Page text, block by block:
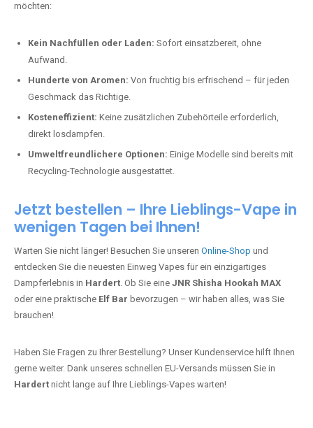
möchten:
Kein Nachfüllen oder Laden: Sofort einsatzbereit, ohne
Aufwand.
Hunderte von Aromen: Von fruchtig bis erfrischend – für jeden
Geschmack das Richtige.
Kosteneffizient: Keine zusätzlichen Zubehörteile erforderlich,
direkt losdampfen.
Umweltfreundlichere Optionen: Einige Modelle sind bereits mit
Recycling-Technologie ausgestattet.
Jetzt bestellen – Ihre Lieblings-Vape in
wenigen Tagen bei Ihnen!
Warten Sie nicht länger! Besuchen Sie unseren Online-Shop und
entdecken Sie die neuesten Einweg Vapes für ein einzigartiges
Dampferlebnis in Hardert. Ob Sie eine JNR Shisha Hookah MAX
oder eine praktische Elf Bar bevorzugen – wir haben alles, was Sie
brauchen!
Haben Sie Fragen zu Ihrer Bestellung? Unser Kundenservice hilft Ihnen
gerne weiter. Dank unseres schnellen EU-Versands müssen Sie in
Hardert nicht lange auf Ihre Lieblings-Vapes warten!